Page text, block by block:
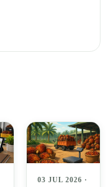
03 JUL 2026 ·